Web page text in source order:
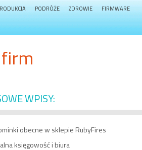
PODRÓŻE ZDROWIE FIRMWARE
WPISY:
obecne w sklepie RubyFires
księgowość i biura